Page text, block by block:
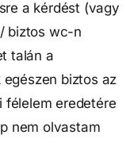
a kérdést (vagy
biztos wc-n
talán a
biztos az
félelem eredetére
nem olvastam